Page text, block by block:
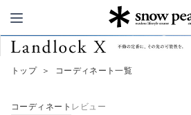
Snow Peak
トップ ＞ コーディネート一覧
コーディネート レビュー